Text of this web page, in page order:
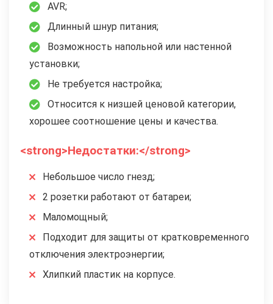
AVR;
Длинный шнур питания;
Возможность напольной или настенной
установки;
Не требуется настройка;
Относится к низшей ценовой категории,
хорошее соотношение цены и качества.
<strong>Недостатки:</strong>
Небольшое число гнезд;
2 розетки работают от батареи;
Маломощный;
Подходит для защиты от кратковременного
отключения электроэнергии;
Хлипкий пластик на корпусе.